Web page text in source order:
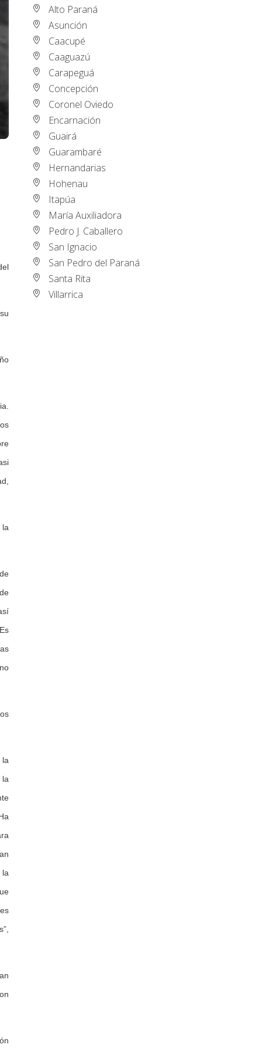
la
la
Alto Paraná
Asunción
Caacupé
Caaguazú
Carapeguá
Concepción
Coronel Oviedo
Encarnación
Guairá
Guarambaré
Hernandarias
Hohenau
Itapúa
María Auxiliadora
Pedro J. Caballero
San Ignacio
San Pedro del Paraná
Santa Rita
Villarrica